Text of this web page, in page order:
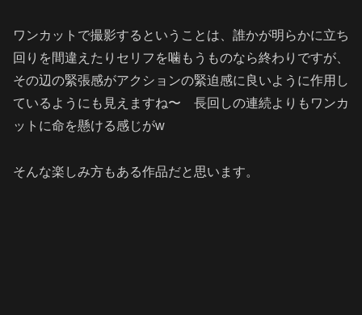
ワンカットで撮影するということは、誰かが明らかに立ち
回りを間違えたりセリフを噛もうものなら終わりですが、
その辺の緊張感がアクションの緊迫感に良いように作用し
ているようにも見えますね〜 長回しの連続よりもワンカ
ットに命を懸ける感じがw
そんな楽しみ方もある作品だと思います。